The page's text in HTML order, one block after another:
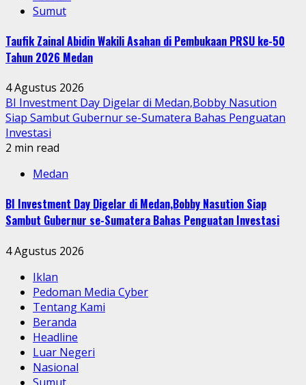
Sumut
Taufik Zainal Abidin Wakili Asahan di Pembukaan PRSU ke-50
Tahun 2026 Medan
4 Agustus 2026
BI Investment Day Digelar di Medan,Bobby Nasution
Siap Sambut Gubernur se-Sumatera Bahas Penguatan
Investasi
2 min read
Medan
BI Investment Day Digelar di Medan,Bobby Nasution Siap
Sambut Gubernur se-Sumatera Bahas Penguatan Investasi
4 Agustus 2026
Iklan
Pedoman Media Cyber
Tentang Kami
Beranda
Headline
Luar Negeri
Nasional
Sumut